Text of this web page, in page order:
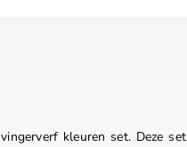
kleuren set. Deze set